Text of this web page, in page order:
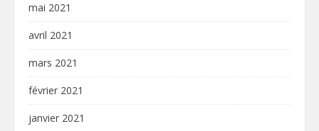
mai 2021
avril 2021
mars 2021
février 2021
janvier 2021